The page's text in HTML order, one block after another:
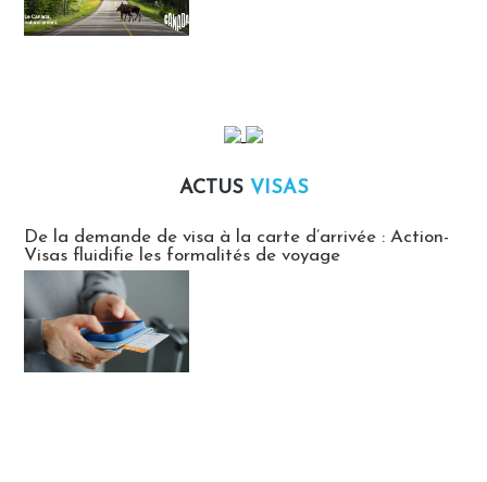
ACTUS VISAS
De la demande de visa à la carte d’arrivée : Action-
Visas fluidifie les formalités de voyage